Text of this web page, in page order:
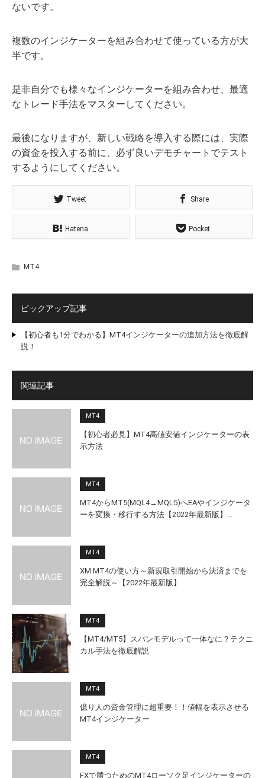
ないです。
複数のインジケーターを組み合わせて使っている方が大
半です。
是非自分でも様々なインジケーターを組み合わせ、最適
なトレード手法をマスターしてください。
最後になりますが、新しい戦略を導入する際には、実際
の資金を投入する前に、必ず良いデモチャートでテスト
するようにしてください。
Tweet Share
Hatena Pocket
MT4
ピックアップ記事
【初心者も1分でわかる】MT4インジケーターの追加方法を徹底解
説！
関連記事
MT4
【初心者必見】MT4高値安値インジケーターの表
示方法
MT4
MT4からMT5(MQL4→MQL5)へEAやインジケータ
ーを変換・移行する方法【2022年最新版】…
MT4
XM MT4の使い方～新規取引開始から決済までを
完全解説～【2022年最新版】
MT4
【MT4/MT5】スパンモデルって一体なに？テクニ
カル手法を徹底解説
MT4
億り人の資金管理に超重要！！値幅を表示させる
MT4インジケーター
MT4
FXで勝つためのMT4ローソク足インジケーターの